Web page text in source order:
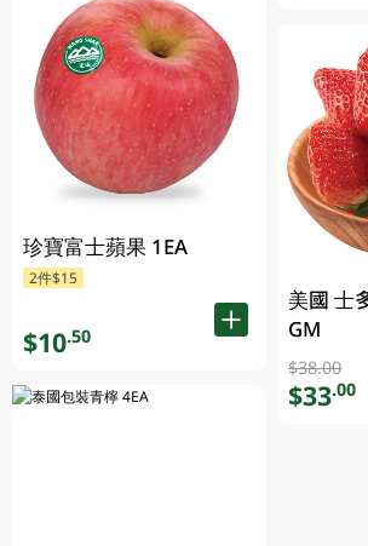
珍寶富士蘋果 1EA
2件$15
$10.50
美國 士
GM
$38.00
$33.00